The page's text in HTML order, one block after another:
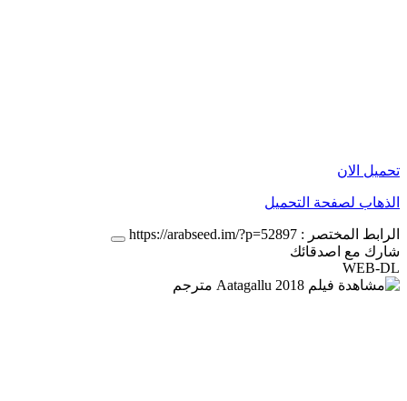
تحميل الان
الذهاب لصفحة التحميل
الرابط المختصر : https://arabseed.im/?p=52897
شارك مع اصدقائك
WEB-DL